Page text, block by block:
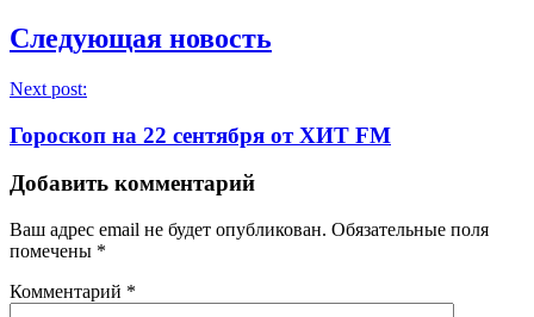
Следующая новость
Next post:
Гороскоп на 22 сентября от ХИТ FM
Добавить комментарий
Ваш адрес email не будет опубликован. Обязательные поля
помечены *
Комментарий *